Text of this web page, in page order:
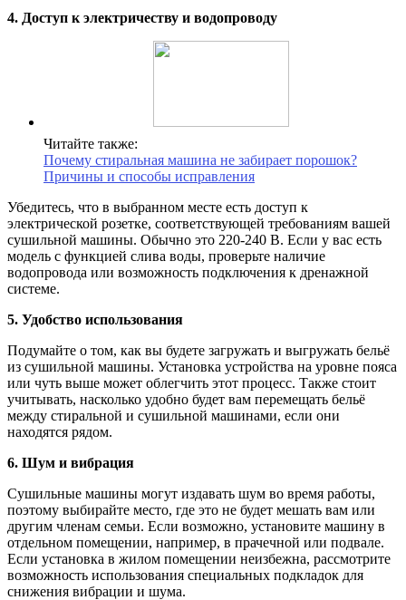
4. Доступ к электричеству и водопроводу
Читайте также:
Почему стиральная машина не забирает порошок?
Причины и способы исправления
Убедитесь, что в выбранном месте есть доступ к
электрической розетке, соответствующей требованиям вашей
сушильной машины. Обычно это 220-240 В. Если у вас есть
модель с функцией слива воды, проверьте наличие
водопровода или возможность подключения к дренажной
системе.
5. Удобство использования
Подумайте о том, как вы будете загружать и выгружать бельё
из сушильной машины. Установка устройства на уровне пояса
или чуть выше может облегчить этот процесс. Также стоит
учитывать, насколько удобно будет вам перемещать бельё
между стиральной и сушильной машинами, если они
находятся рядом.
6. Шум и вибрация
Сушильные машины могут издавать шум во время работы,
поэтому выбирайте место, где это не будет мешать вам или
другим членам семьи. Если возможно, установите машину в
отдельном помещении, например, в прачечной или подвале.
Если установка в жилом помещении неизбежна, рассмотрите
возможность использования специальных подкладок для
снижения вибрации и шума.